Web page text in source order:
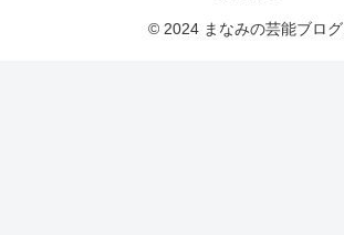
© 2024 まなみの芸能ブログ.